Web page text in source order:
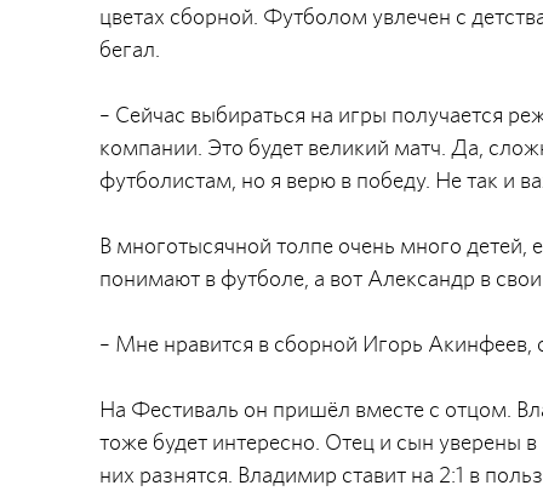
цветах сборной. Футболом увлечен с
бегал.
– Сейчас выбираться на игры получается
компании. Это будет великий матч. Да,
футболистам, но я верю в победу. Не так и
В многотысячной толпе очень много
понимают в футболе, а вот Александр в
– Мне нравится в сборной Игорь Акинфеев,
На Фестиваль он пришёл вместе с отцом.
тоже будет интересно. Отец и сын уверены
них разнятся. Владимир ставит на 2:1 в